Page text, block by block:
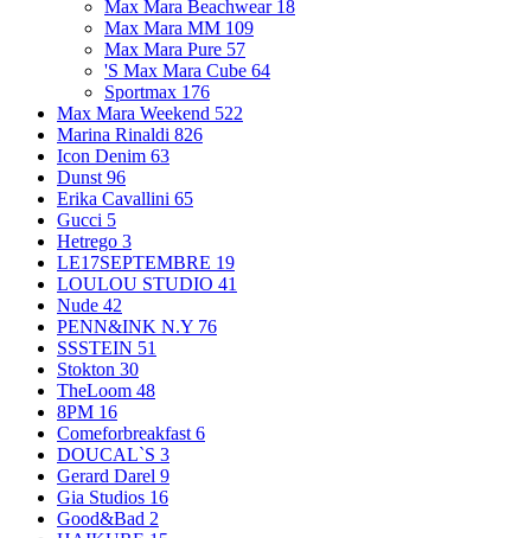
Max Mara Beachwear 18
Max Mara MM 109
Max Mara Pure 57
'S Max Mara Cube 64
Sportmax 176
Max Mara Weekend 522
Marina Rinaldi 826
Icon Denim 63
Dunst 96
Erika Cavallini 65
Gucci 5
Hetrego 3
LE17SEPTEMBRE 19
LOULOU STUDIO 41
Nude 42
PENN&INK N.Y 76
SSSTEIN 51
Stokton 30
TheLoom 48
8PM 16
Comeforbreakfast 6
DOUCAL`S 3
Gerard Darel 9
Gia Studios 16
Good&Bad 2